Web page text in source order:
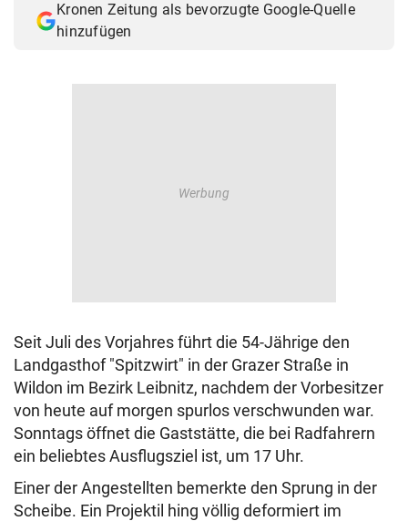
Kronen Zeitung als bevorzugte Google-Quelle
hinzufügen
Seit Juli des Vorjahres führt die 54-Jährige den
Landgasthof "Spitzwirt" in der Grazer Straße in
Wildon im Bezirk Leibnitz, nachdem der Vorbesitzer
von heute auf morgen spurlos verschwunden war.
Sonntags öffnet die Gaststätte, die bei Radfahrern
ein beliebtes Ausflugsziel ist, um 17 Uhr.
Einer der Angestellten bemerkte den Sprung in der
Scheibe. Ein Projektil hing völlig deformiert im